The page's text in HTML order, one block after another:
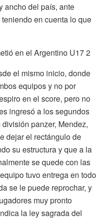
ancho del país, ante
en cuenta lo que
el mismo inicio, donde
equipos y no por
en el score, pero no
ingresó a los segundos
panzer, Mendez,
dejar el rectángulo de
su estructura y que a la
se quede con las
tuvo entrega en todo
se le puede reprochar, y
muy pronto
la ley sagrada del